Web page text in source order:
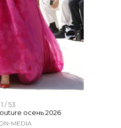
1 / 53
осень 2026
MEDIA